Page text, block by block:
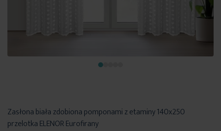
Zasłona biała zdobiona pomponami z etaminy 140x250
przelotka ELENOR Eurofirany